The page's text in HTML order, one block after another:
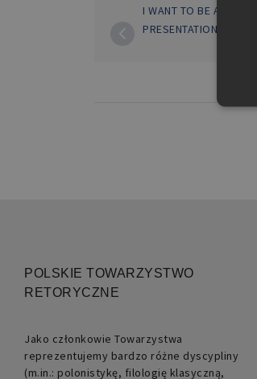
I WANT TO BE A
PRESENTATION?
POLSKIE TOWARZYSTWO
RETORYCZNE
Jako członkowie Towarzystwa
reprezentujemy bardzo różne dyscypliny
(m.in.: polonistykę, filologię klasyczną,